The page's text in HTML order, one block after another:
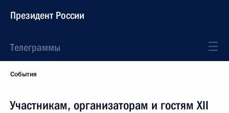
Президент России
Телеграммы
События
Участникам, организаторам и гостям XII